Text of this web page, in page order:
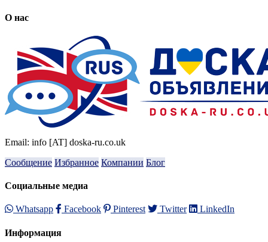
О нас
Email: info [AT] doska-ru.co.uk
Сообщение Избранное Компании Блог
Социальные медиа
Whatsapp Facebook Pinterest Twitter LinkedIn
Информация